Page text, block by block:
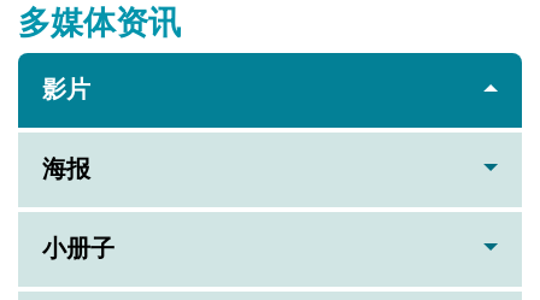
多媒体资讯
影片
海报
小册子